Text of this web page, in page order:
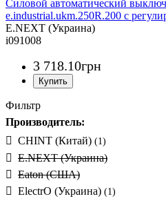
Силовой автоматический
e.industrial.ukm.250R.200 с
E.NEXT (Украина)
i091008
3 718.10грн
Фильтр
Производитель:
CHINT (Китай) (1)
E.NEXT (Украина)
Eaton (США)
ElectrO (Украина) (1)